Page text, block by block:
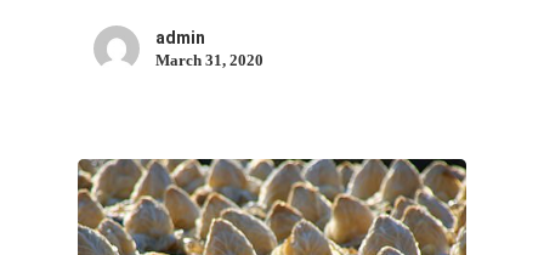
admin
March 31, 2020